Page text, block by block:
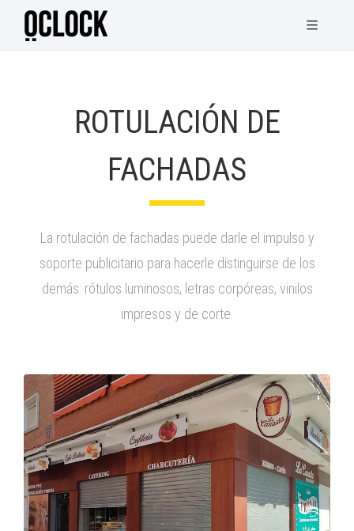
ROTULACIÓN DE
FACHADAS
La rotulación de fachadas puede darle el impulso y
soporte publicitario para hacerle distinguirse de los
demás: rótulos luminosos, letras corpóreas, vinilos
impresos y de corte.